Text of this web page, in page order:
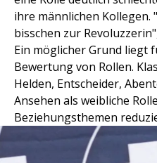
ihre männlichen Kollegen.
bisschen zur
Ein möglicher Grund liegt
Bewertung von Rollen.
Helden, Entscheider,
Ansehen als weibliche
Beziehungsthemen